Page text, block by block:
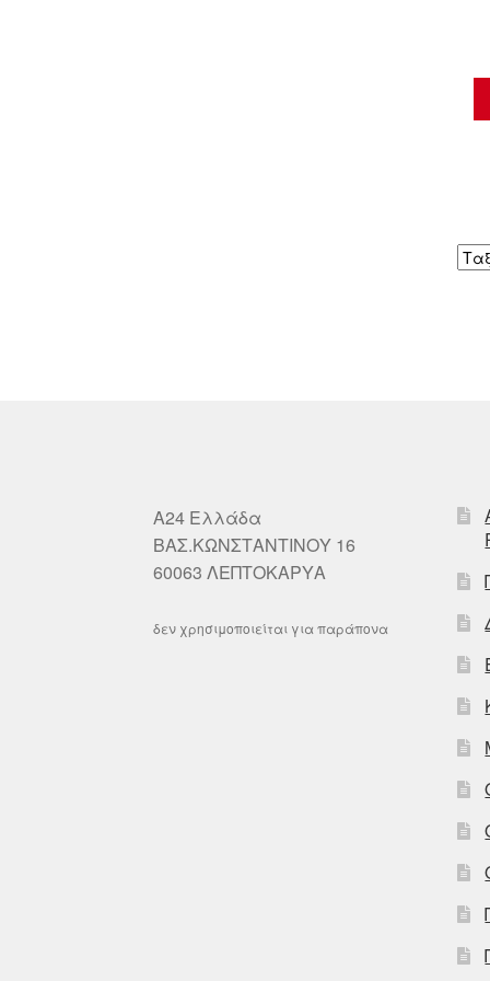
A24 Ελλάδα
ΒΑΣ.ΚΩΝΣΤΑΝΤΙΝΟΥ 16
60063 ΛΕΠΤΟΚΑΡΥΑ
δεν χρησιμοποιείται για παράπονα